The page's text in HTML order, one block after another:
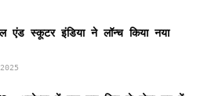
एंड स्कूटर इंडिया ने लॉन्च किया नया